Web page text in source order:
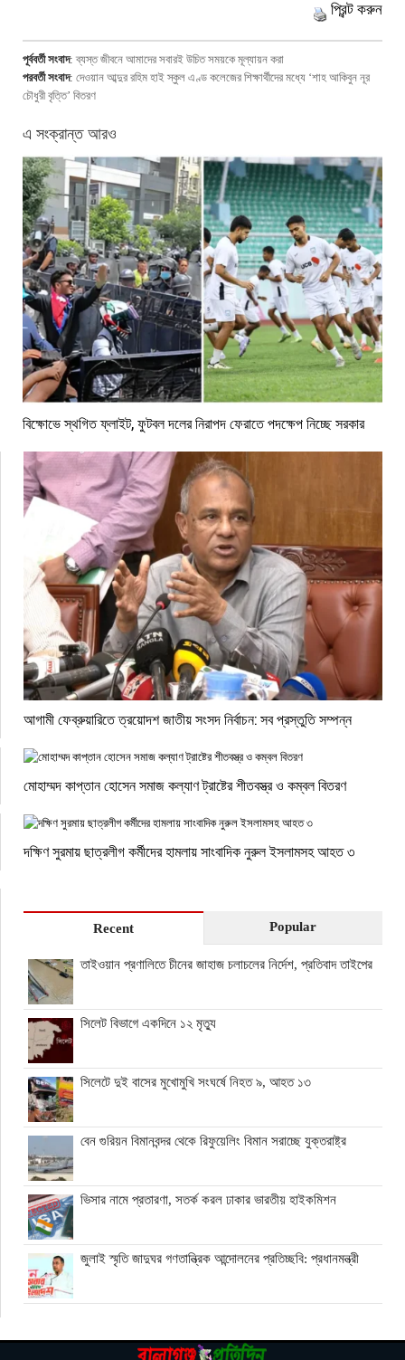
প্রিন্ট করুন
পূর্ববর্তী সংবাদ: ব্যস্ত জীবনে আমাদের সবারই উচিত সময়কে মূল্যায়ন করা
পরবর্তী সংবাদ: দেওয়ান আব্দুর রহিম হাই স্কুল এণ্ড কলেজের শিক্ষার্থীদের মধ্যে ‘শাহ আকিবুন নূর
চৌধুরী বৃত্তি’ বিতরণ
এ সংক্রান্ত আরও
বিক্ষোভে স্থগিত ফ্লাইট, ফুটবল দলের নিরাপদ ফেরাতে পদক্ষেপ নিচ্ছে সরকার
আগামী ফেব্রুয়ারিতে ত্রয়োদশ জাতীয় সংসদ নির্বাচন: সব প্রস্তুতি সম্পন্ন
মোহাম্মদ কাপ্তান হোসেন সমাজ কল্যাণ ট্রাষ্টের শীতবস্ত্র ও কম্বল বিতরণ
দক্ষিণ সুরমায় ছাত্রলীগ কর্মীদের হামলায় সাংবাদিক নুরুল ইসলামসহ আহত ৩
Recent Popular
তাইওয়ান প্রণালিতে চীনের জাহাজ চলাচলের নির্দেশ, প্রতিবাদ তাইপের
সিলেট বিভাগে একদিনে ১২ মৃত্যু
সিলেটে দুই বাসের মুখোমুখি সংঘর্ষে নিহত ৯, আহত ১৩
বেন গুরিয়ন বিমানবন্দর থেকে রিফুয়েলিং বিমান সরাচ্ছে যুক্তরাষ্ট্র
ভিসার নামে প্রতারণা, সতর্ক করল ঢাকার ভারতীয় হাইকমিশন
জুলাই স্মৃতি জাদুঘর গণতান্ত্রিক আন্দোলনের প্রতিচ্ছবি: প্রধানমন্ত্রী